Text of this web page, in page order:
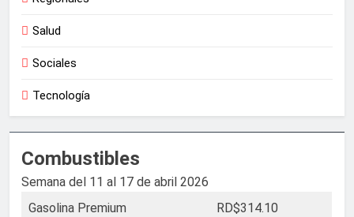
Salud
Sociales
Tecnología
Combustibles
Semana del 11 al 17 de abril 2026
Gasolina Premium
RD$314.10